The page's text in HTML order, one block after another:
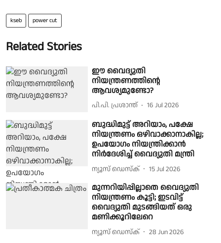
kseb power cut
Related Stories
ഈ വൈദ്യുതി
നിയന്ത്രണത്തിന്റെ
ആവശ്യമുണ്ടോ?
പി.പി. പ്രശാന്ത് 16 Jul 2026
ബുദ്ധിമുട്ട് അറിയാം, പക്ഷേ
നിയന്ത്രണം ഒഴിവാക്കാനാകില്ല;
ഉപയോഗം നിയന്ത്രിക്കാൻ
നിർദേശിച്ച് വൈദ്യുതി മന്ത്രി
ന്യൂസ് ഡെസ്ക് 15 Jul 2026
മുന്നറിയിപ്പില്ലാതെ വൈദ്യുതി
നിയന്ത്രണം കൂട്ടി; ഇടവിട്ട്
വൈദ്യുതി മുടങ്ങിയത് ഒരു
മണിക്കൂറിലേറെ
ന്യൂസ് ഡെസ്ക് 28 Jun 2026